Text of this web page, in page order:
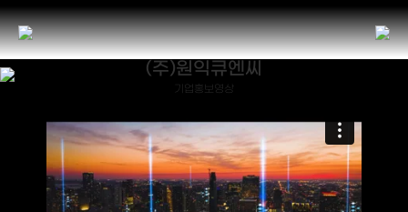
(주)원익큐엔씨
기업홍보영상